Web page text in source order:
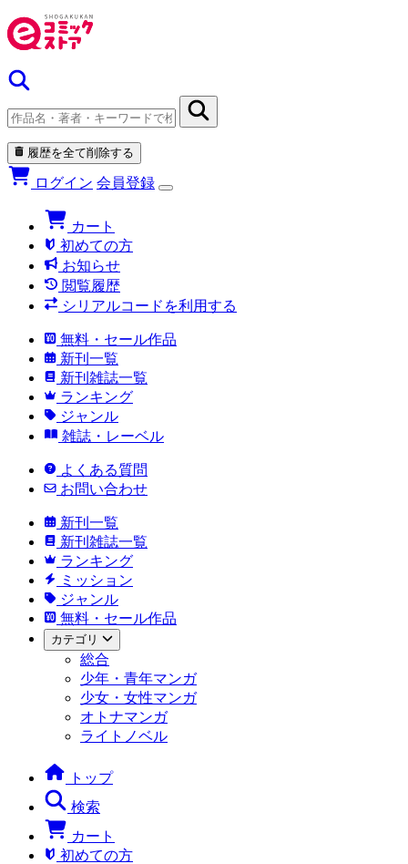
履歴を全て削除する
ログイン 会員登録
カート
初めての方
お知らせ
閲覧履歴
シリアルコードを利用する
無料・セール作品
新刊一覧
新刊雑誌一覧
ランキング
ジャンル
雑誌・レーベル
よくある質問
お問い合わせ
新刊一覧
新刊雑誌一覧
ランキング
ミッション
ジャンル
無料・セール作品
カテゴリ
総合
少年・青年マンガ
少女・女性マンガ
オトナマンガ
ライトノベル
トップ
検索
カート
初めての方